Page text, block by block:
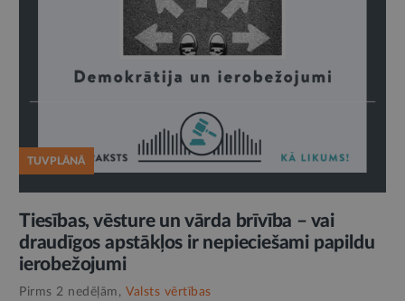
TUVPLĀNĀ
Tiesības, vēsture un vārda brīvība – vai
draudīgos apstākļos ir nepieciešami papildu
ierobežojumi
Pirms 2 nedēļām, Valsts vērtības